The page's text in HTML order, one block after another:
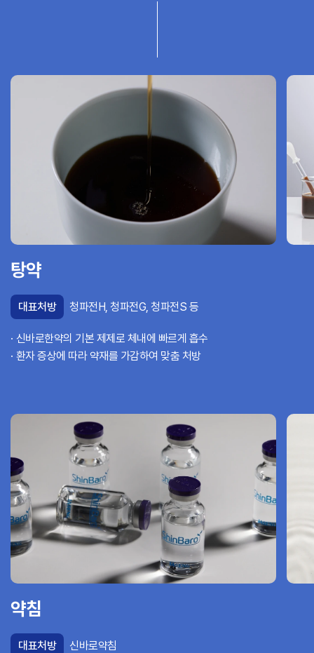
탕약
대표처방 청파전H, 청파전G, 청파전S 등
신바로한약의 기본 제제로 체내에 빠르게 흡수
환자 증상에 따라 약재를 가감하여 맞춤 처방
약침
대표처방 신바로약침